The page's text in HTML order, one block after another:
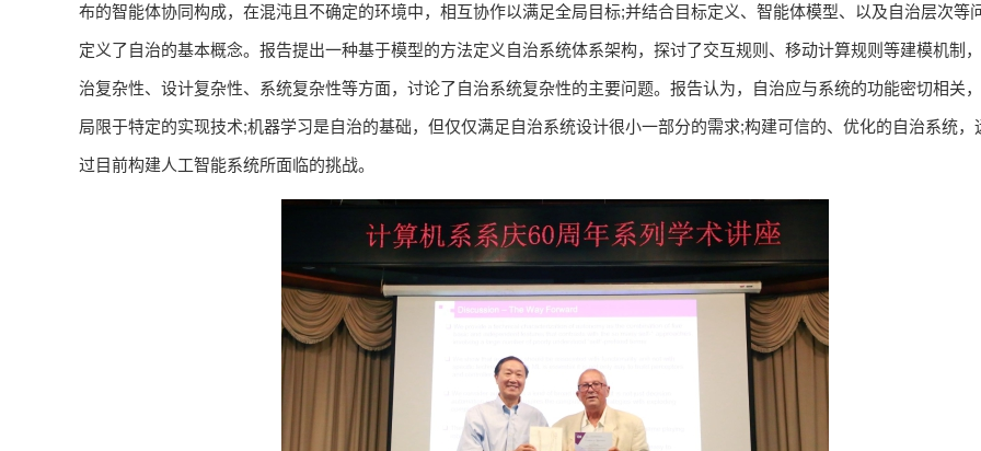
布的智能体协同构成，在混沌且不确定的环境中，相互协作以满足全局目标;并结合目标定义、智能体模型、以及自治层次等问
定义了自治的基本概念。报告提出一种基于模型的方法定义自治系统体系架构，探讨了交互规则、移动计算规则等建模机制
治复杂性、设计复杂性、系统复杂性等方面，讨论了自治系统复杂性的主要问题。报告认为，自治应与系统的功能密切相关
局限于特定的实现技术;机器学习是自治的基础，但仅仅满足自治系统设计很小一部分的需求;构建可信的、优化的自治系统，
过目前构建人工智能系统所面临的挑战。